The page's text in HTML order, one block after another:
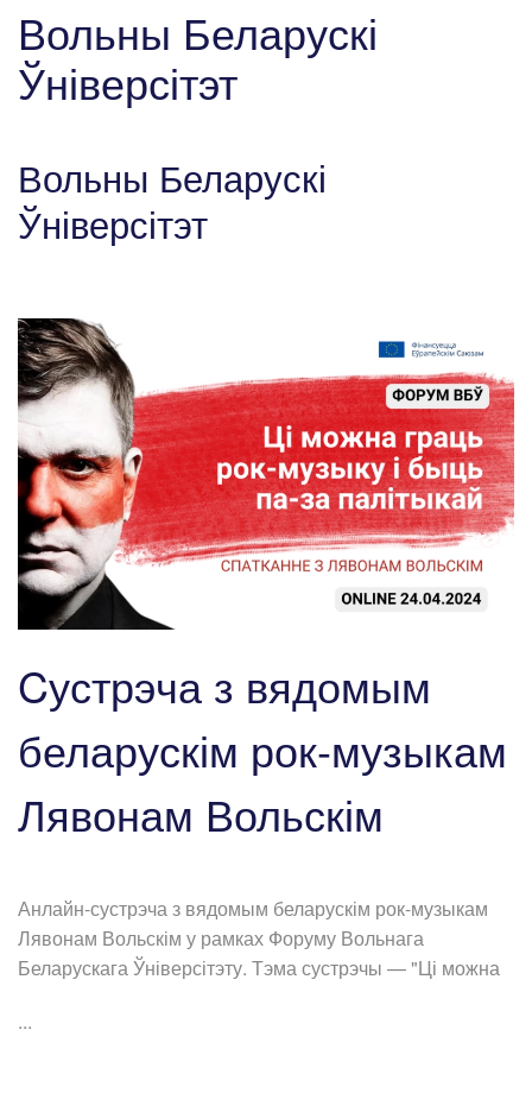
Вольны Беларускі
Ўніверсітэт
Вольны Беларускі
Ўніверсітэт
Cустрэча з вядомым
беларускім рок-музыкам
Лявонам Вольскім
Анлайн-сустрэча з вядомым беларускім рок-музыкам
Лявонам Вольскім у рамках Форуму Вольнага
Беларускага Ўніверсітэту. Тэма сустрэчы — "Ці можна
...